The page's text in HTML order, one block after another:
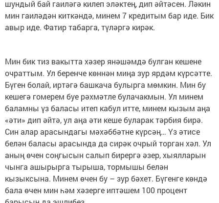
шундый бай гаиләгә килеп эләктең, дип әйтәсен. Ләкин
мин гаиләдән киткәндә, минем 7 кредитым бар иде. Бик
авыр иде. Фатир табарга, түләргә кирәк.
Мин бик тиз вакытта хәзер янәшәмдә булган кешене
очраттым. Ул беренче көннән миңа зур ярдәм күрсәтте.
Бүген болай, иртәгә башкача булырга мөмкин. Мин бу
кешегә гомерем буе рәхмәтле булачакмын. Ул минем
баламны үз баласы итеп кабул итте, минем кызым аңа
«әти» дип әйтә, ул аңа әти кеше буларак тәрбия бирә.
Син алар арасындагы мәхәббәтне күрсәң… Үз әтисе
белән баласы арасында да сирәк очрый торган хәл. Ул
аның өчен соңгысын салып бирергә әзер, хыялларын
чынга ашырырга тырыша, тормышы белән
кызыксына. Минем өчен бу – зур бәхет. Бүгенге көндә
бала өчен мин һәм хәзерге иптәшем 100 процент